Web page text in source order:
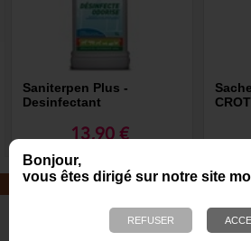
Bonjour,
vous êtes dirigé sur notre site
Saniterpen Plus -
Desinfectant
13,90 €
JOUETS EN CORDE
De nombreuses
des heures de